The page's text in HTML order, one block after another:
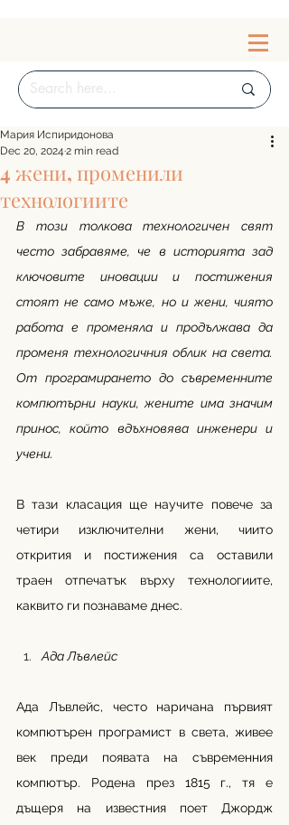
4 жени, променили
технологиите
Мария Испиридонова
Dec 20, 2024 2 min read
В този толкова технологичен свят
често забравяме, че в историята зад
ключовите иновации и постижения
стоят не само мъже, но и жени, чиято
работа е променяла и продължава да
променя технологичния облик на света.
От програмирането до съвременните
компютърни науки, жените има значим
принос, който вдъхновява инженери и
учени.
В тази класация ще научите повече за
четири изключителни жени, чиито
открития и постижения са оставили
траен отпечатък върху технологиите,
каквито ги познаваме днес.
Ада Лъвлейс
Ада Лъвлейс, често наричана първият
компютърен програмист в света, живее
век преди появата на съвременния
компютър. Родена през 1815 г., тя е
дъщеря на известния поет Джордж